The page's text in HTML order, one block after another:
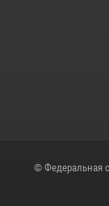
© Федеральная